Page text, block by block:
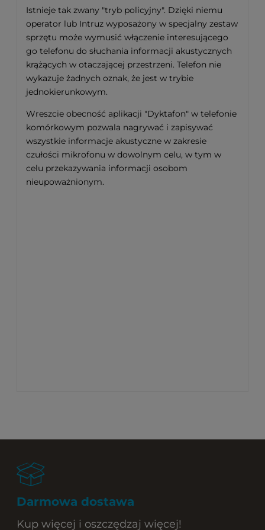
Istnieje tak zwany "tryb policyjny". Dzięki niemu
operator lub Intruz wyposażony w specjalny zestaw
sprzętu może wymusić włączenie interesującego
go telefonu do słuchania informacji akustycznych
krążących w otaczającej przestrzeni. Telefon nie
wykazuje żadnych oznak, że jest w trybie
jednokierunkowym.
Wreszcie obecność aplikacji "Dyktafon" w telefonie
komórkowym pozwala nagrywać i zapisywać
wszystkie informacje akustyczne w zakresie
czułości mikrofonu w dowolnym celu, w tym w
celu przekazywania informacji osobom
nieupoważnionym.
Darmowa dostawa
Kup więcej i oszczędzaj więcej!